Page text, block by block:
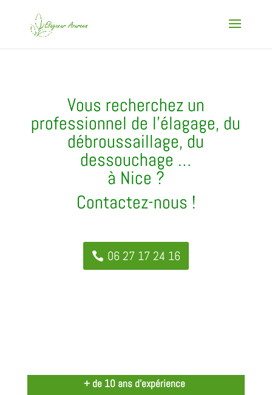
Vous recherchez un
professionnel de l’élagage, du
débroussaillage, du
dessouchage …
à Nice ?
Contactez-nous !
06 27 17 24 16
+ de 10 ans d’expérience